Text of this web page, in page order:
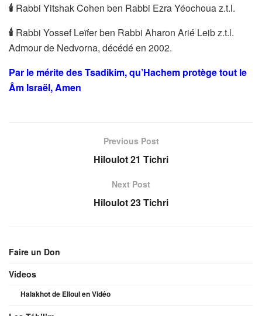
🕯 Rabbi Yitshak Cohen ben Rabbi Ezra Yéochoua z.t.l.
🕯 Rabbi Yossef Leïfer ben Rabbi Aharon Arié Leib z.t.l.
Admour de Nedvorna, décédé en 2002.
Par le mérite des Tsadikim, qu’Hachem protège tout le
Âm Israël, Amen
Previous Post
Hiloulot 21 Tichri
Next Post
Hiloulot 23 Tichri
Faire un Don
Videos
Halakhot de Elloul en Vidéo